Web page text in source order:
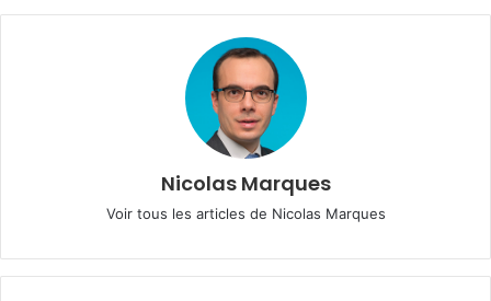
Nicolas Marques
Voir tous les articles de Nicolas Marques